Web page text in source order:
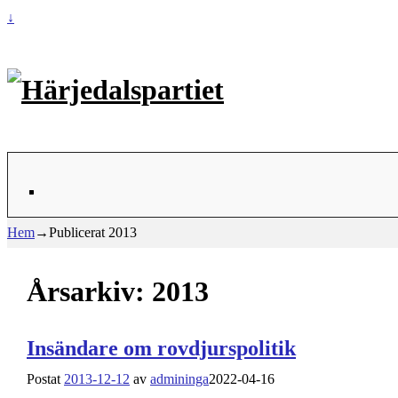
↓
Hem→Publicerat 2013
Årsarkiv: 2013
Insändare om rovdjurspolitik
Postat 2013-12-12 av admininga2022-04-16